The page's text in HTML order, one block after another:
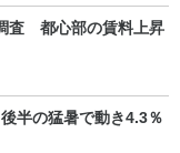
査 都心部の賃料上昇
半の猛暑で動き4.3％